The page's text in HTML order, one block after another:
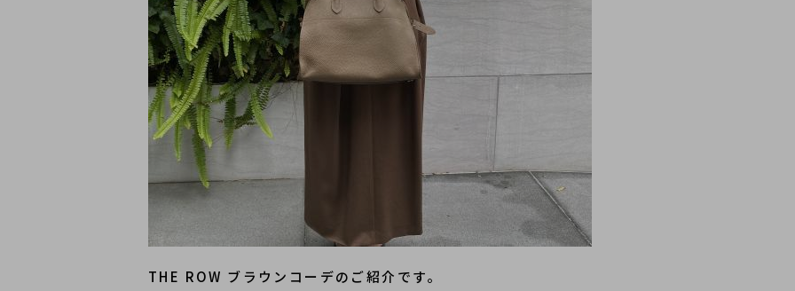
THE ROW ブラウンコーデのご紹介です。